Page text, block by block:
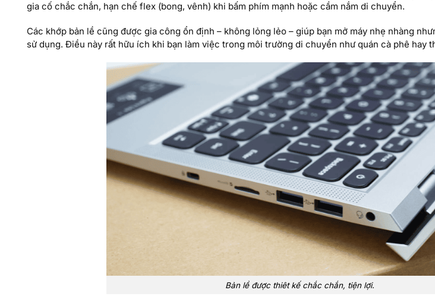
gia cố chắc chắn, hạn chế flex (bong, vênh) khi bấm phím mạnh hoặc cầm nắm di chuyển.
Các khớp bản lề cũng được gia công ổn định – không lỏng lẻo – giúp bạn mở máy nhẹ nhàng
sử dụng. Điều này rất hữu ích khi bạn làm việc trong môi trường di chuyển như quán cà phê hay
Bản lề được thiêt kế chắc chắn, tiện lợi.